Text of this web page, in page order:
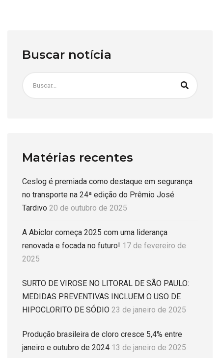
Buscar notícia
Matérias recentes
Ceslog é premiada como destaque em segurança
no transporte na 24ª edição do Prêmio José
Tardivo 20 de outubro de 2025
A Abiclor começa 2025 com uma liderança
renovada e focada no futuro! 17 de fevereiro de
2025
SURTO DE VIROSE NO LITORAL DE SÃO PAULO:
MEDIDAS PREVENTIVAS INCLUEM O USO DE
HIPOCLORITO DE SÓDIO 23 de janeiro de 2025
Produção brasileira de cloro cresce 5,4% entre
janeiro e outubro de 2024 13 de janeiro de 2025